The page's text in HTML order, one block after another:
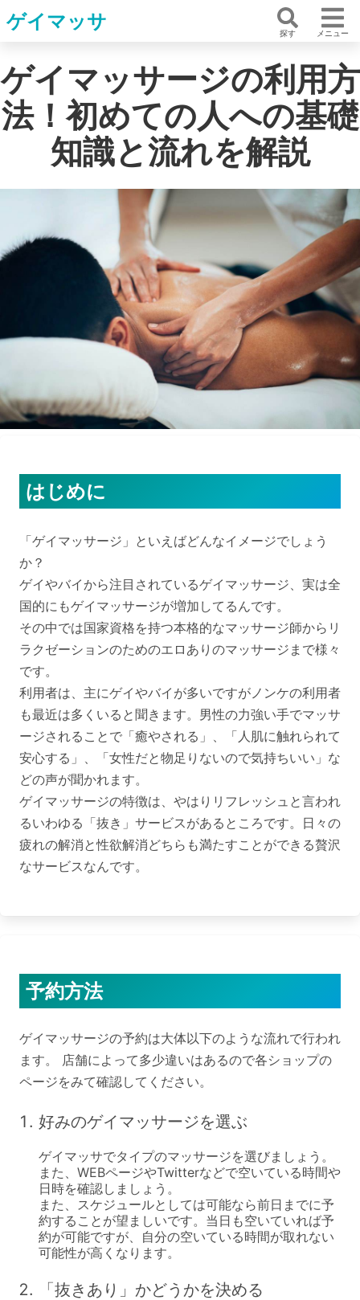
ゲイマッサ
探す メニュー
ゲイマッサージの利用方
法！初めての人への基礎
知識と流れを解説
はじめに
「ゲイマッサージ」といえばどんなイメージでしょう
か？
ゲイやバイから注目されているゲイマッサージ、実は全
国的にもゲイマッサージが増加してるんです。
その中では国家資格を持つ本格的なマッサージ師からリ
ラクゼーションのためのエロありのマッサージまで様々
です。
利用者は、主にゲイやバイが多いですがノンケの利用者
も最近は多くいると聞きます。男性の力強い手でマッサ
ージされることで「癒やされる」、「人肌に触れられて
安心する」、「女性だと物足りないので気持ちいい」な
どの声が聞かれます。
ゲイマッサージの特徴は、やはりリフレッシュと言われ
るいわゆる「抜き」サービスがあるところです。日々の
疲れの解消と性欲解消どちらも満たすことができる贅沢
予約方法
ゲイマッサージの予約は大体以下のような流れで行われ
ます。 店舗によって多少違いはあるので各ショップの
ページをみて確認してください。
好みのゲイマッサージを選ぶ
ゲイマッサでタイプのマッサージを選びましょう。
また、WEBページやTwitterなどで空いている時間や
日時を確認しましょう。
また、スケジュールとしては可能なら前日までに予
約することが望ましいです。当日も空いていれば予
約が可能ですが、自分の空いている時間が取れない
「抜きあり」かどうかを決める